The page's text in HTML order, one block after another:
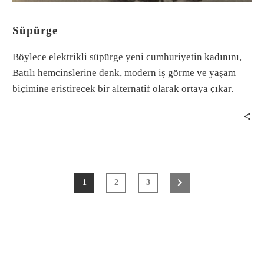
Süpürge
Böylece elektrikli süpürge yeni cumhuriyetin kadınını,
Batılı hemcinslerine denk, modern iş görme ve yaşam
biçimine eriştirecek bir alternatif olarak ortaya çıkar.
1 2 3